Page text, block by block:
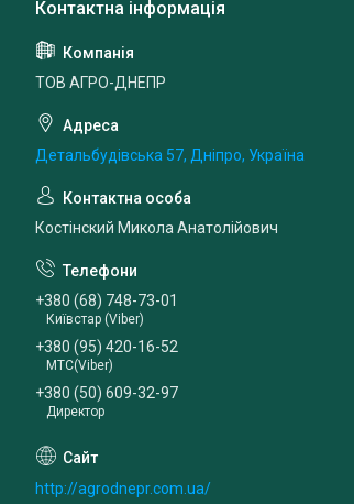
ТОВ АГРО-ДНЕПР
Детальбудівська 57, Дніпро, Україна
Костінский Микола Анатолійович
+380 (68) 748-73-01
Київстар (Viber)
+380 (95) 420-16-52
МТС(Viber)
+380 (50) 609-32-97
Директор
http://agrodnepr.com.ua/